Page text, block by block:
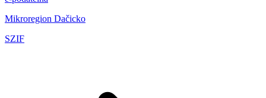
Mikroregion Dačicko
SZIF